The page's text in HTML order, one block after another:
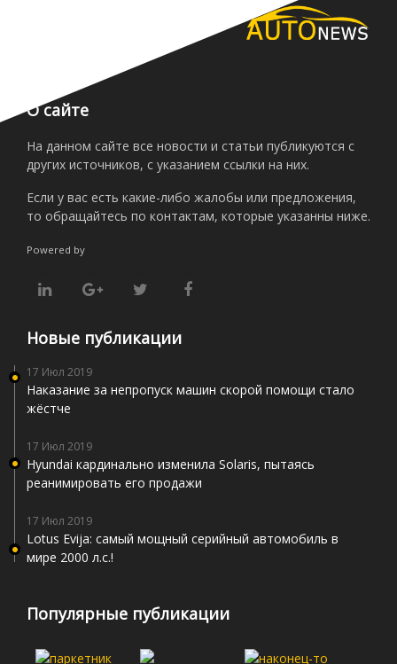
О сайте
На данном сайте все новости и статьи публикуются с
других источников, с указанием ссылки на них.
Если у вас есть какие-либо жалобы или предложения,
то обращайтесь по контактам, которые указанны ниже.
Powered by
Новые публикации
17 Июл 2019
Наказание за непропуск машин скорой помощи стало
жёстче
17 Июл 2019
Hyundai кардинально изменила Solaris, пытаясь
реанимировать его продажи
17 Июл 2019
Lotus Evija: самый мощный серийный автомобиль в
мире 2000 л.с.!
Популярные публикации